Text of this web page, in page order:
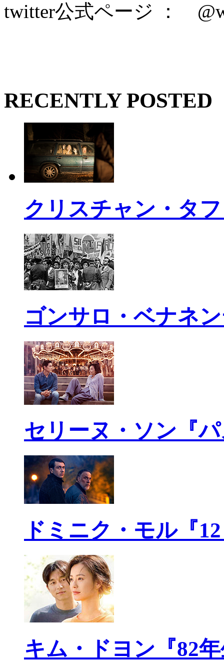
twitter公式ページ ：
RECENTLY POSTED
クリスチャン・タ
ゴンサロ・ベナネ
セリーヌ・ソン『
ドミニク・モル『
キム・ドヨン『82